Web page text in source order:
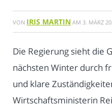
VON IRIS MARTIN AM 3. MÄRZ
Die Regierung sieht die
nächsten Winter durch
und klare
Wirtschaftsministerin